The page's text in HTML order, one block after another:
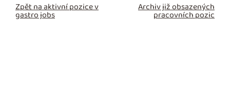
Zpět na aktivní pozice v
gastro jobs
Archiv již obsazených
pracovních pozic